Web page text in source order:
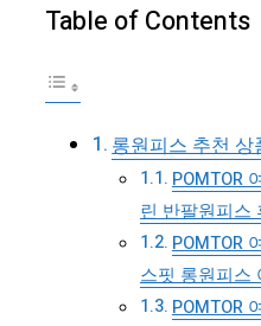
Table of Contents
롱원피스 추천
POMTOR
린 반팔원피스
POMTOR
스핏 롱원피스
POMTOR